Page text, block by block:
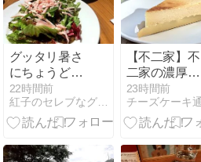
グッタリ暑さ
にちょうどい
い♪ハムたっぷ
りのサラダラ
ンチ＠ＣＥＮ
22時間前
紅子のセレブなグルメ日記
【不二家】不
二家の濃厚ベ
イクドチーズ
ケーキ｜チー
ズの味をしっ
る
23時間前